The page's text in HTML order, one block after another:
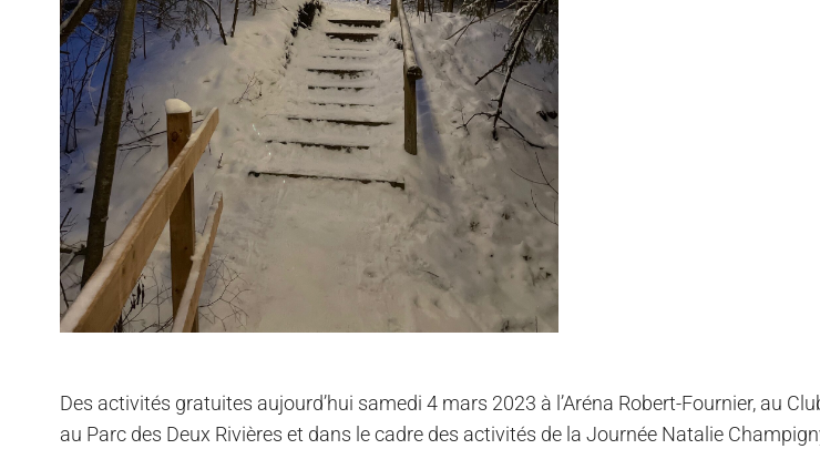
Des activités gratuites aujourd’hui samedi 4 mars 2023 à l’Aréna Robert-Fournier, au
au Parc des Deux Rivières et dans le cadre des activités de la Journée Natalie